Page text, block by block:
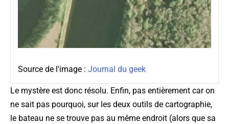
Source de l'image : Journal du geek
Le mystère est donc résolu. Enfin, pas entièrement car on
ne sait pas pourquoi, sur les deux outils de cartographie,
le bateau ne se trouve pas au même endroit (alors que sa